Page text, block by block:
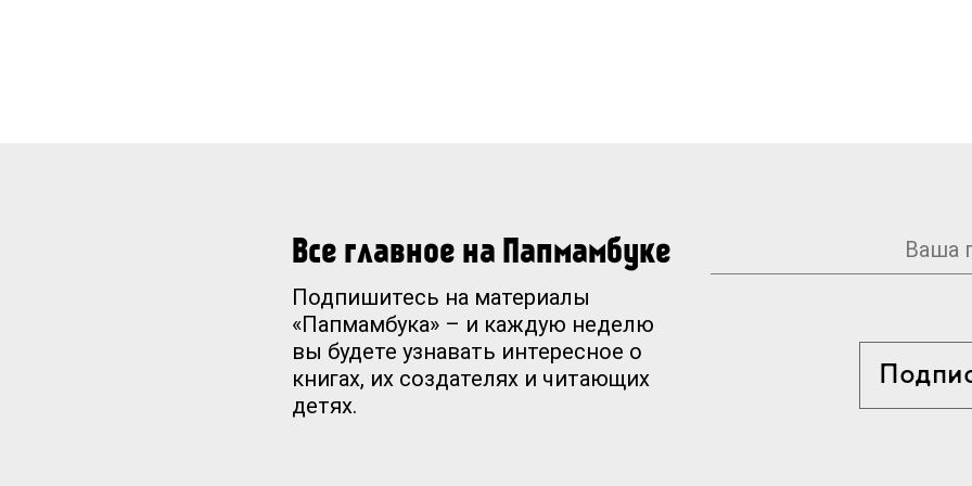
Все главное на Папмамбуке
Подпишитесь на материалы
«Папмамбука» – и каждую неделю
вы будете узнавать интересное о
книгах, их создателях и читающих
детях.